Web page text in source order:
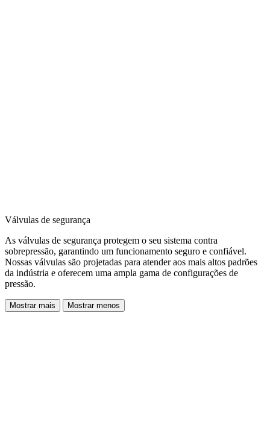
Válvulas de segurança
As válvulas de segurança protegem o seu sistema contra
sobrepressão, garantindo um funcionamento seguro e confiável.
Nossas válvulas são projetadas para atender aos mais altos padrões
da indústria e oferecem uma ampla gama de configurações de
pressão.
Mostrar mais Mostrar menos